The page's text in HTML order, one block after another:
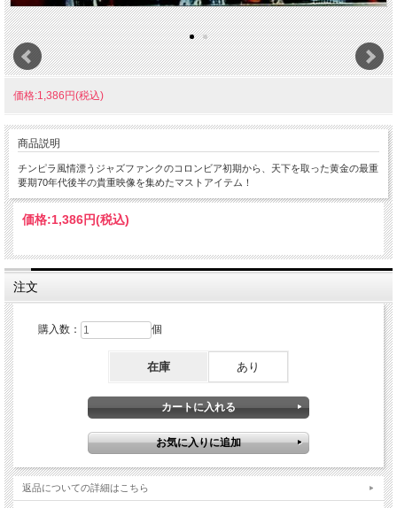
価格:1,386円(税込)
商品説明
チンピラ風情漂うジャズファンクのコロンビア初期から、天下を取った黄金の最重
要期70年代後半の貴重映像を集めたマストアイテム！
価格:1,386円(税込)
注文
購入数： 個
在庫 あり
返品についての詳細はこちら